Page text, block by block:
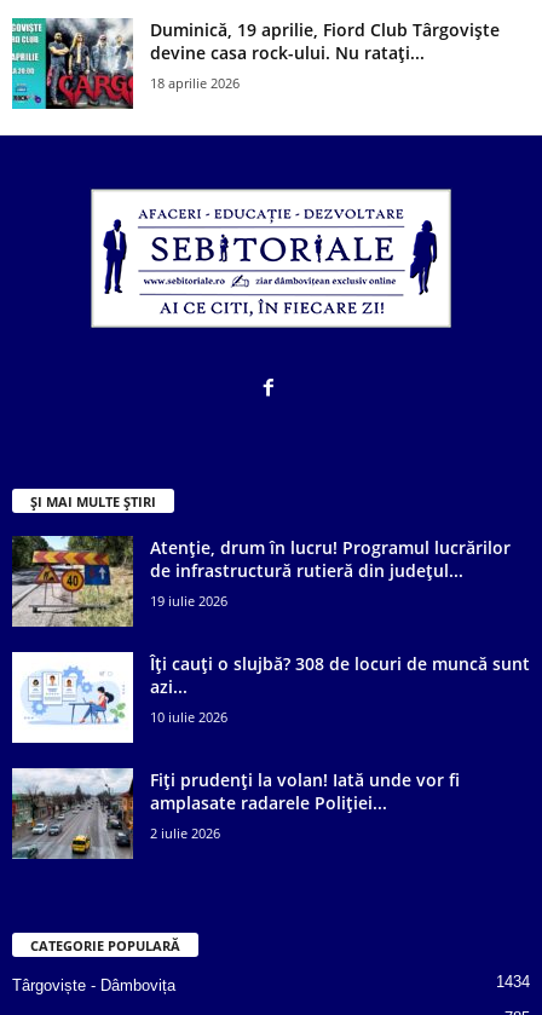
Duminică, 19 aprilie, Fiord Club Târgoviște
devine casa rock-ului. Nu ratați...
18 aprilie 2026
ȘI MAI MULTE ȘTIRI
Atenție, drum în lucru! Programul lucrărilor
de infrastructură rutieră din județul...
19 iulie 2026
Îți cauți o slujbă? 308 de locuri de muncă sunt
azi...
10 iulie 2026
Fiți prudenți la volan! Iată unde vor fi
amplasate radarele Poliției...
2 iulie 2026
CATEGORIE POPULARĂ
Târgoviște - Dâmbovița 1434